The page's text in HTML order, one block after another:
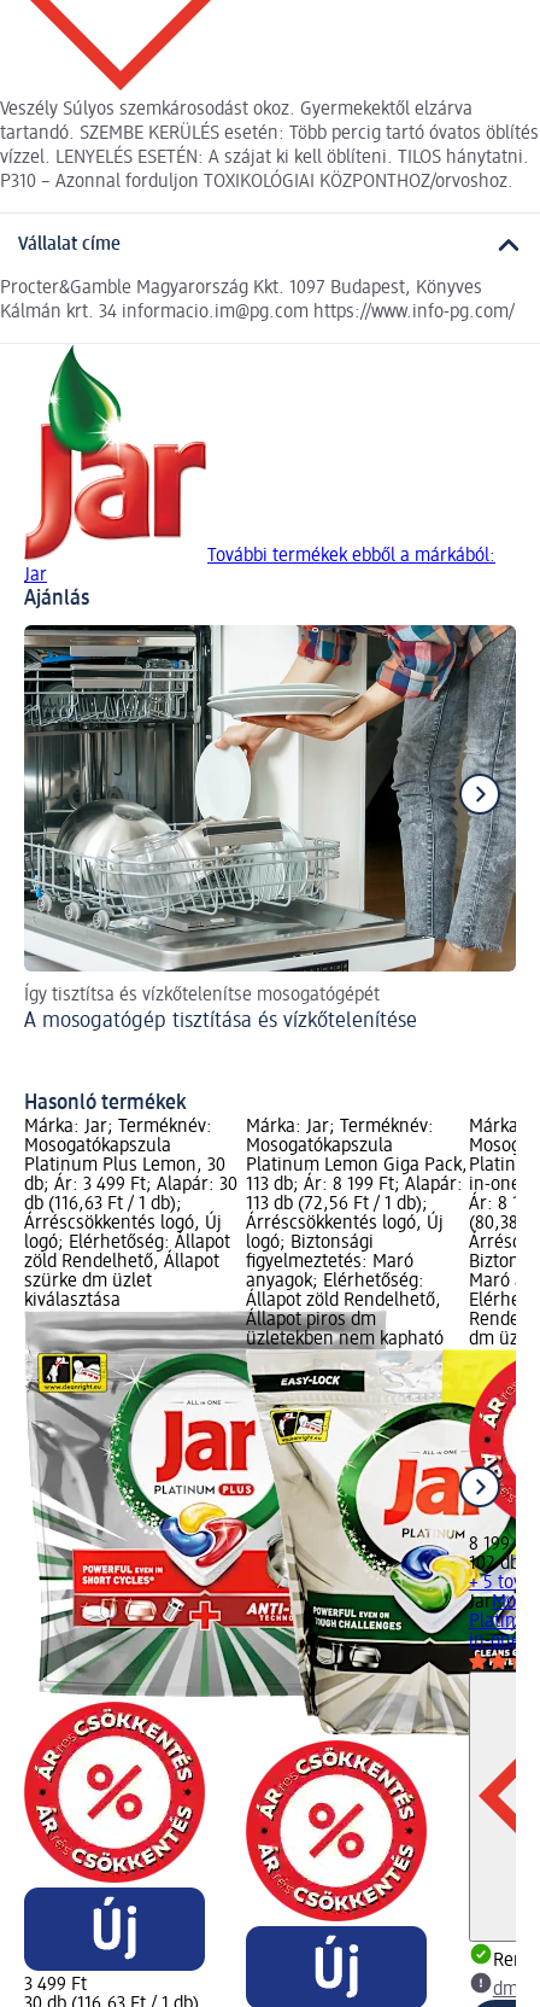
Veszély Súlyos szemkárosodást okoz. Gyermekektől elzárva
tartandó. SZEMBE KERÜLÉS esetén: Több percig tartó óvatos öblítés
vízzel. LENYELÉS ESETÉN: A szájat ki kell öblíteni. TILOS hánytatni.
P310 – Azonnal forduljon TOXIKOLÓGIAI KÖZPONTHOZ/orvoshoz.
Vállalat címe
Procter&Gamble Magyarország Kkt. 1097 Budapest, Könyves
Kálmán krt. 34 informacio.im@pg.com https://www.info-pg.com/
További termékek ebből a márkából:
Jar
Ajánlás
Így tisztítsa és vízkőtelenítse mosogatógépét
A mosogatógép tisztítása és vízkőtelenítése
Hasonló termékek
Márka: Jar; Terméknév:
Mosogatókapszula
Platinum Plus Lemon, 30
db; Ár: 3 499 Ft; Alapár: 30
db (116,63 Ft / 1 db);
Árréscsökkentés logó, Új
logó; Elérhetőség: Állapot
zöld Rendelhető, Állapot
szürke dm üzlet
kiválasztása
3 499 Ft
Márka: Jar; Terméknév:
Mosogatókapszula
Platinum Lemon Giga Pack,
113 db; Ár: 8 199 Ft; Alapár:
113 db (72,56 Ft / 1 db);
Árréscsökkentés logó, Új
logó; Biztonsági
figyelmeztetés: Maró
anyagok; Elérhetőség:
Állapot zöld Rendelhető,
Állapot piros dm
üzletekben nem kapható
Márka:
in-one
Ár: 8
(80,38
Maró
dm
8 199 Ft
102 db
+ 5
Jar
in-
dm